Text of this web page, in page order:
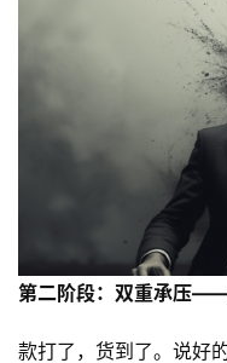
第二阶段：双重承压
款打了，货到了。说好